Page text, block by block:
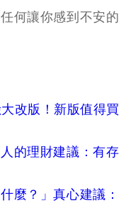
何讓你感到不安的
改版！新版值得買
的理財建議：有存
麼？」真心建議：